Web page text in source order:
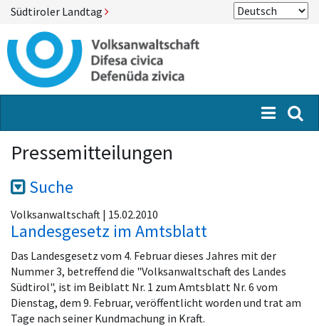
Südtiroler Landtag
Menü
Pressemitteilungen
Suche
Volksanwaltschaft | 15.02.2010
Landesgesetz im Amtsblatt
Das Landesgesetz vom 4. Februar dieses Jahres mit der
Nummer 3, betreffend die "Volksanwaltschaft des Landes
Südtirol", ist im Beiblatt Nr. 1 zum Amtsblatt Nr. 6 vom
Dienstag, dem 9. Februar, veröffentlicht worden und trat am
Tage nach seiner Kundmachung in Kraft.